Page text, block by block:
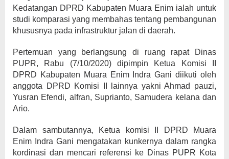
Kedatangan DPRD Kabupaten Muara Enim ialah untuk
studi komparasi yang membahas tentang pembangunan
khususnya pada infrastruktur jalan di daerah.
Pertemuan yang berlangsung di ruang rapat Dinas
PUPR, Rabu (7/10/2020) dipimpin Ketua Komisi II
DPRD Kabupaten Muara Enim Indra Gani diikuti oleh
anggota DPRD Komisi II lainnya yakni Ahmad pauzi,
Yusran Efendi, alfran, Suprianto, Samudera kelana dan
Ario.
Dalam sambutannya, Ketua komisi II DPRD Muara
Enim Indra Gani mengatakan kunkernya dalam rangka
kordinasi dan mencari referensi ke Dinas PUPR Kota